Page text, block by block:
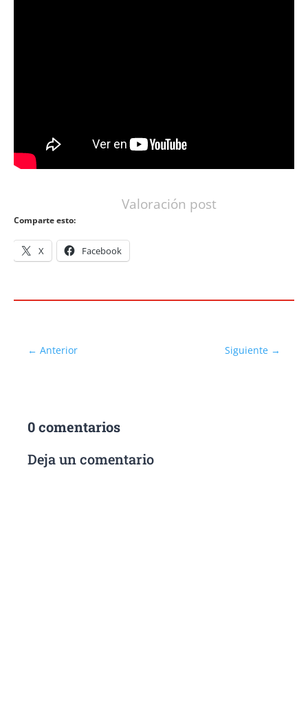
Valoración post
Comparte esto:
X Facebook
←Anterior Siguiente→
0 comentarios
Deja un comentario